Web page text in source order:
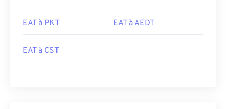
EAT à PKT EAT à AEDT
EAT à CST